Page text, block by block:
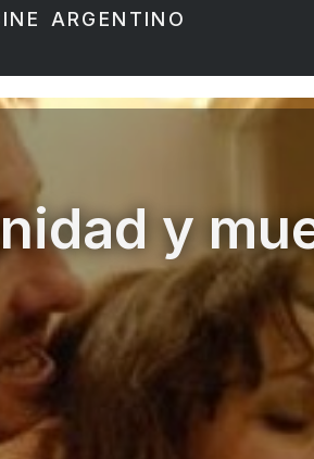
ARGENTINO
y